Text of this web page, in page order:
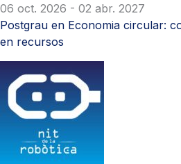
06 oct. 2026 - 02 abr. 2027
Postgrau en Economia circular:
en recursos